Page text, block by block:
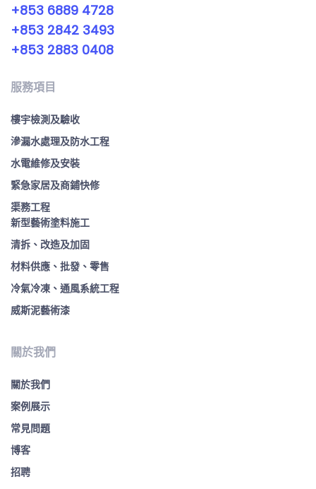
+853 6889 4728
+853 2842 3493
+853 2883 0408
服務項目
樓宇檢測及驗收
滲漏水處理及防水工程
水電維修及安裝
緊急家居及商鋪快修
渠務工程
新型藝術塗料施工
清拆、改造及加固
材料供應、批發、零售
冷氣冷凍、通風系統工程
威斯泥藝術漆
關於我們
關於我們
案例展示
常見問題
博客
招聘